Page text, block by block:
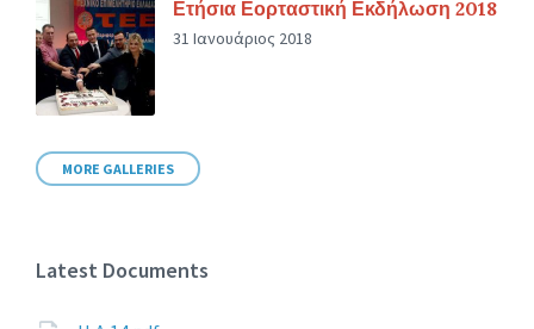
Ετήσια Εορταστική Εκδήλωση 2018
31 Ιανουάριος 2018
MORE GALLERIES
Latest Documents